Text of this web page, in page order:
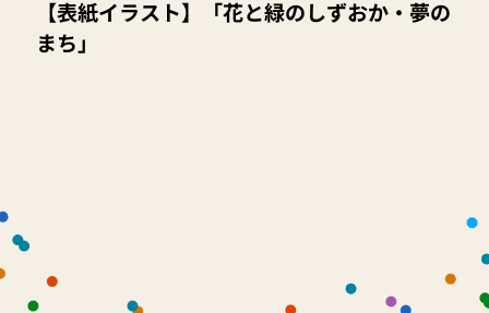
【表紙イラスト】「花と緑のしずおか・夢の
まち」